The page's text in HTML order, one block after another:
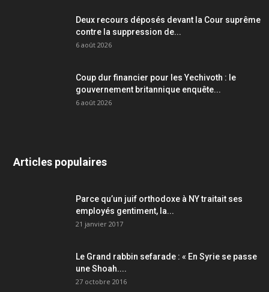
Deux recours déposés devant la Cour suprême
contre la suppression de...
6 août 2026
Coup dur financier pour les Yechivoth : le
gouvernement britannique enquête...
6 août 2026
Articles populaires
Parce qu’un juif orthodoxe à NY traitait ses
employés gentiment, la...
21 janvier 2017
Le Grand rabbin sefarade : « En Syrie se passe
une Shoah....
27 octobre 2016